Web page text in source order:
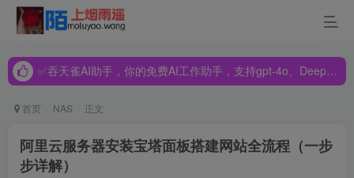
✅吞天雀AI助手，你的免费AI工作助手，支持gpt-4o、DeepSeek、Claude🔥🔥🔥🔥
✅吞天雀AI助手，你的免费AI工作助手，支持gpt-4o、DeepSeek、Claude🔥🔥🔥🔥
首页 NAS 正文
阿里云服务器安装宝塔面板搭建网站全流程（一步
步详解）